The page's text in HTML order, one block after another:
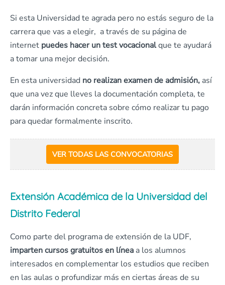
Si esta Universidad te agrada pero no estás seguro de la
carrera que vas a elegir, a través de su página de
internet puedes hacer un test vocacionalque te ayudará
a tomar una mejor decisión.
En esta universidad no realizan examen de admisión, así
que una vez que lleves la documentación completa, te
darán información concreta sobre cómo realizar tu pago
para quedar formalmente inscrito.
VER TODAS LAS CONVOCATORIAS
Extensión Académica de la Universidad del
Distrito Federal
Como parte del programa de extensión de la UDF,
imparten cursos gratuitos en línea a los alumnos
interesados en complementar los estudios que reciben
en las aulas o profundizar más en ciertas áreas de su